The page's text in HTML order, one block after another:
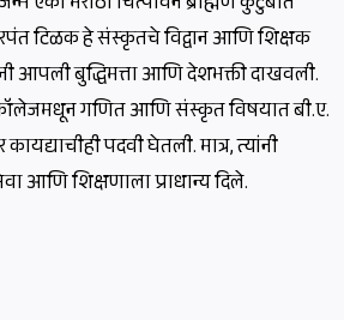
टिळक हे संस्कृतचे विद्वान आणि शिक्षक
आपली बुद्धिमत्ता आणि देशभक्ती दाखवली.
गणित आणि संस्कृत विषयात बी.ए.
पदवी घेतली. मात्र, त्यांनी
आणि शिक्षणाला प्राधान्य दिले.